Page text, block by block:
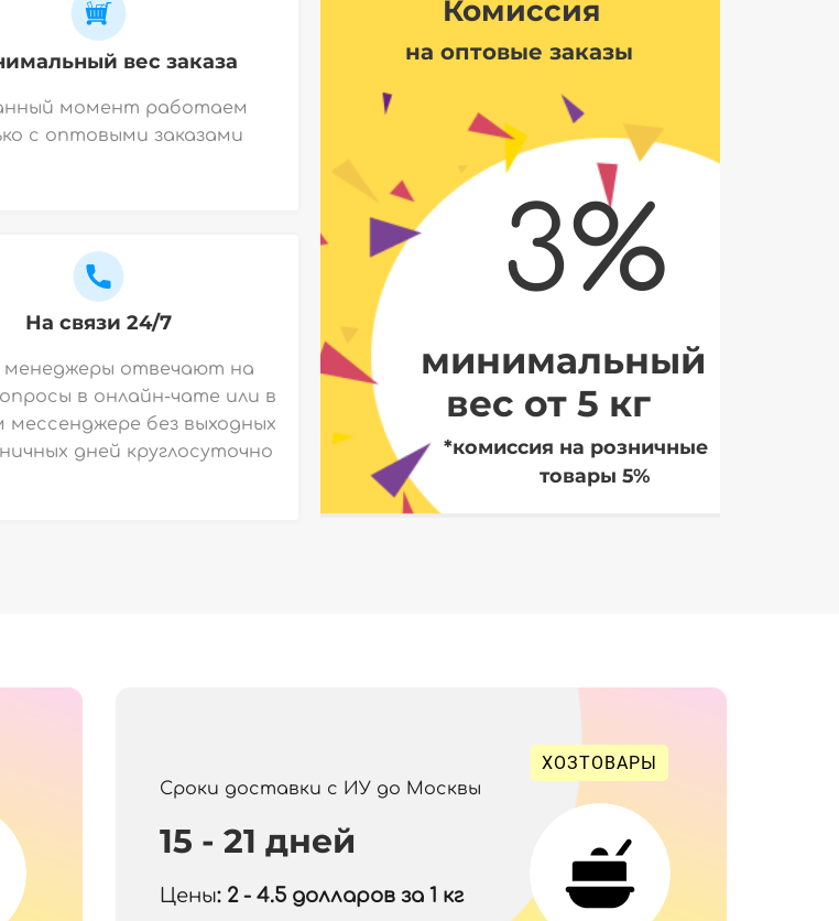
вес заказа
момент работаем
с оптовыми заказами
На связи 24/7
отвечают на
в онлайн-чате или в
мессенджере без выходных
дней круглосуточно
Комиссия
на оптовые заказы
3%
минимальный
вес от 5 кг
*комиссия на розничные
товары 5%
Сроки доставки с ИУ до Москвы
15 - 21 дней
Цены: 2 - 4.5 долларов за 1 кг
ХОЗТОВАРЫ